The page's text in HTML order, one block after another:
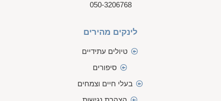
050-3206768
לינקים מהירים
טיולים עתידיים
סיפורים
בעלי חיים וצמחים